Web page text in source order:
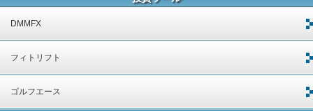
DMMFX
フィトリフト
ゴルフエース